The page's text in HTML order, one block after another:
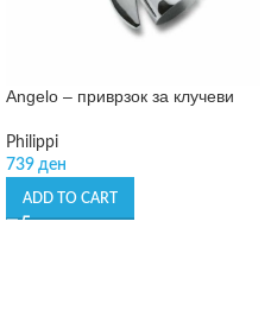
Angelo – приврзок за клучеви
Philippi
739 ден
ADD TO CART